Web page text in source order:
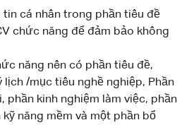
tin cá nhân trong phần tiêu đề
chức năng để đảm bảo không
năng nên có phần tiêu đề,
lịch /mục tiêu nghề nghiệp, Phần
phần kinh nghiệm làm việc, phần
năng mềm và một phần bổ